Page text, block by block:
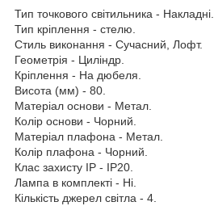
Тип точкового світильника - Накладні.
Тип кріплення - стелю.
Стиль виконання - Сучасний, Лофт.
Геометрія - Циліндр.
Кріплення - На дюбеля.
Висота (мм) - 80.
Матеріал основи - Метал.
Колір основи - Чорний.
Матеріал плафона - Метал.
Колір плафона - Чорний.
Клас захисту IP - IP20.
Лампа в комплекті - Ні.
Кількість джерел світла - 4.